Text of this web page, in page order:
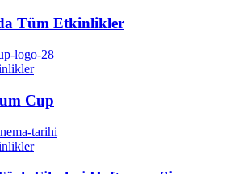
Tüm Etkinlikler
Cup